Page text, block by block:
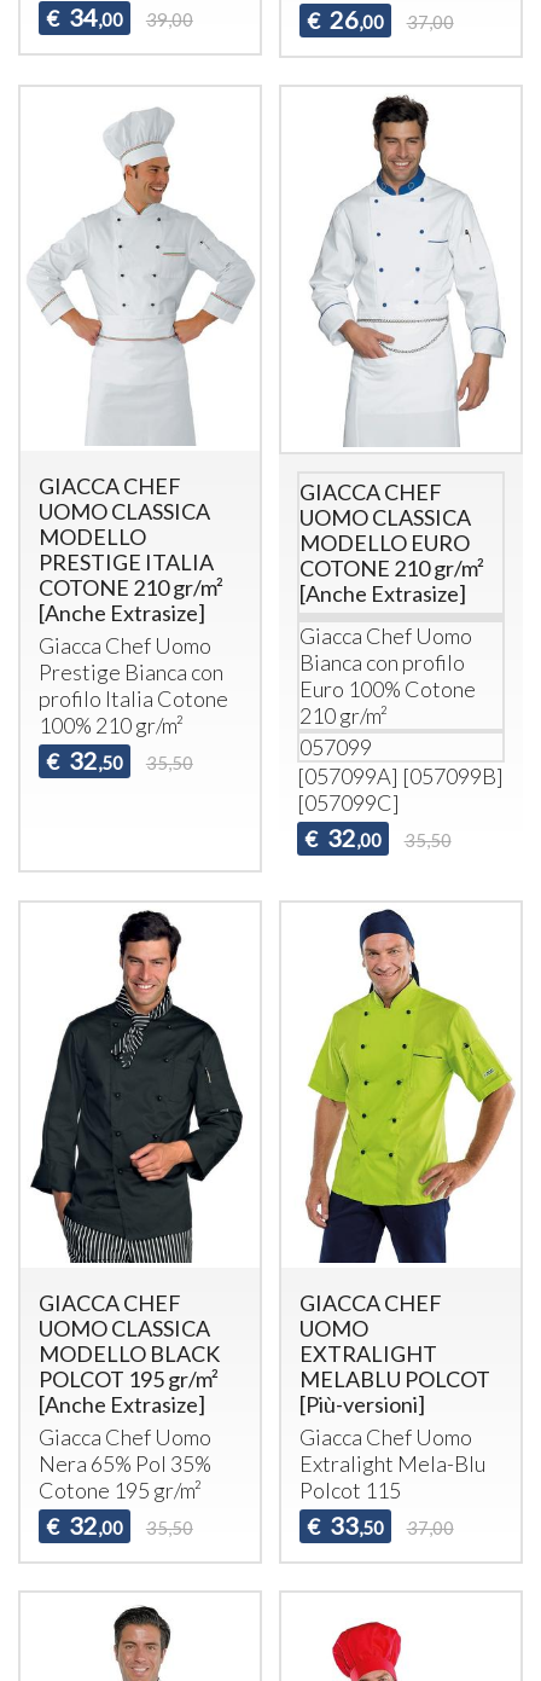
€ 34,00 39,00
€ 26,00 37,00
GIACCA CHEF
UOMO CLASSICA
MODELLO
PRESTIGE ITALIA
COTONE 210 gr/m²
[Anche Extrasize]
Giacca Chef Uomo
Prestige Bianca con
profilo Italia Cotone
100% 210 gr/m²
€ 32,50 35,50
GIACCA CHEF
UOMO CLASSICA
MODELLO EURO
COTONE 210 gr/m²
[Anche Extrasize]
Giacca Chef Uomo
Bianca con profilo
Euro 100% Cotone
210 gr/m²
057099
[057099A] [057099B]
[057099C]
€ 32,00 35,50
GIACCA CHEF
UOMO CLASSICA
MODELLO BLACK
POLCOT 195 gr/m²
[Anche Extrasize]
Giacca Chef Uomo
Nera 65% Pol 35%
Cotone 195 gr/m²
€ 32,00 35,50
GIACCA CHEF
UOMO
EXTRALIGHT
MELABLU POLCOT
[Più-versioni]
Giacca Chef Uomo
Extralight Mela-Blu
Polcot 115
€ 33,50 37,00